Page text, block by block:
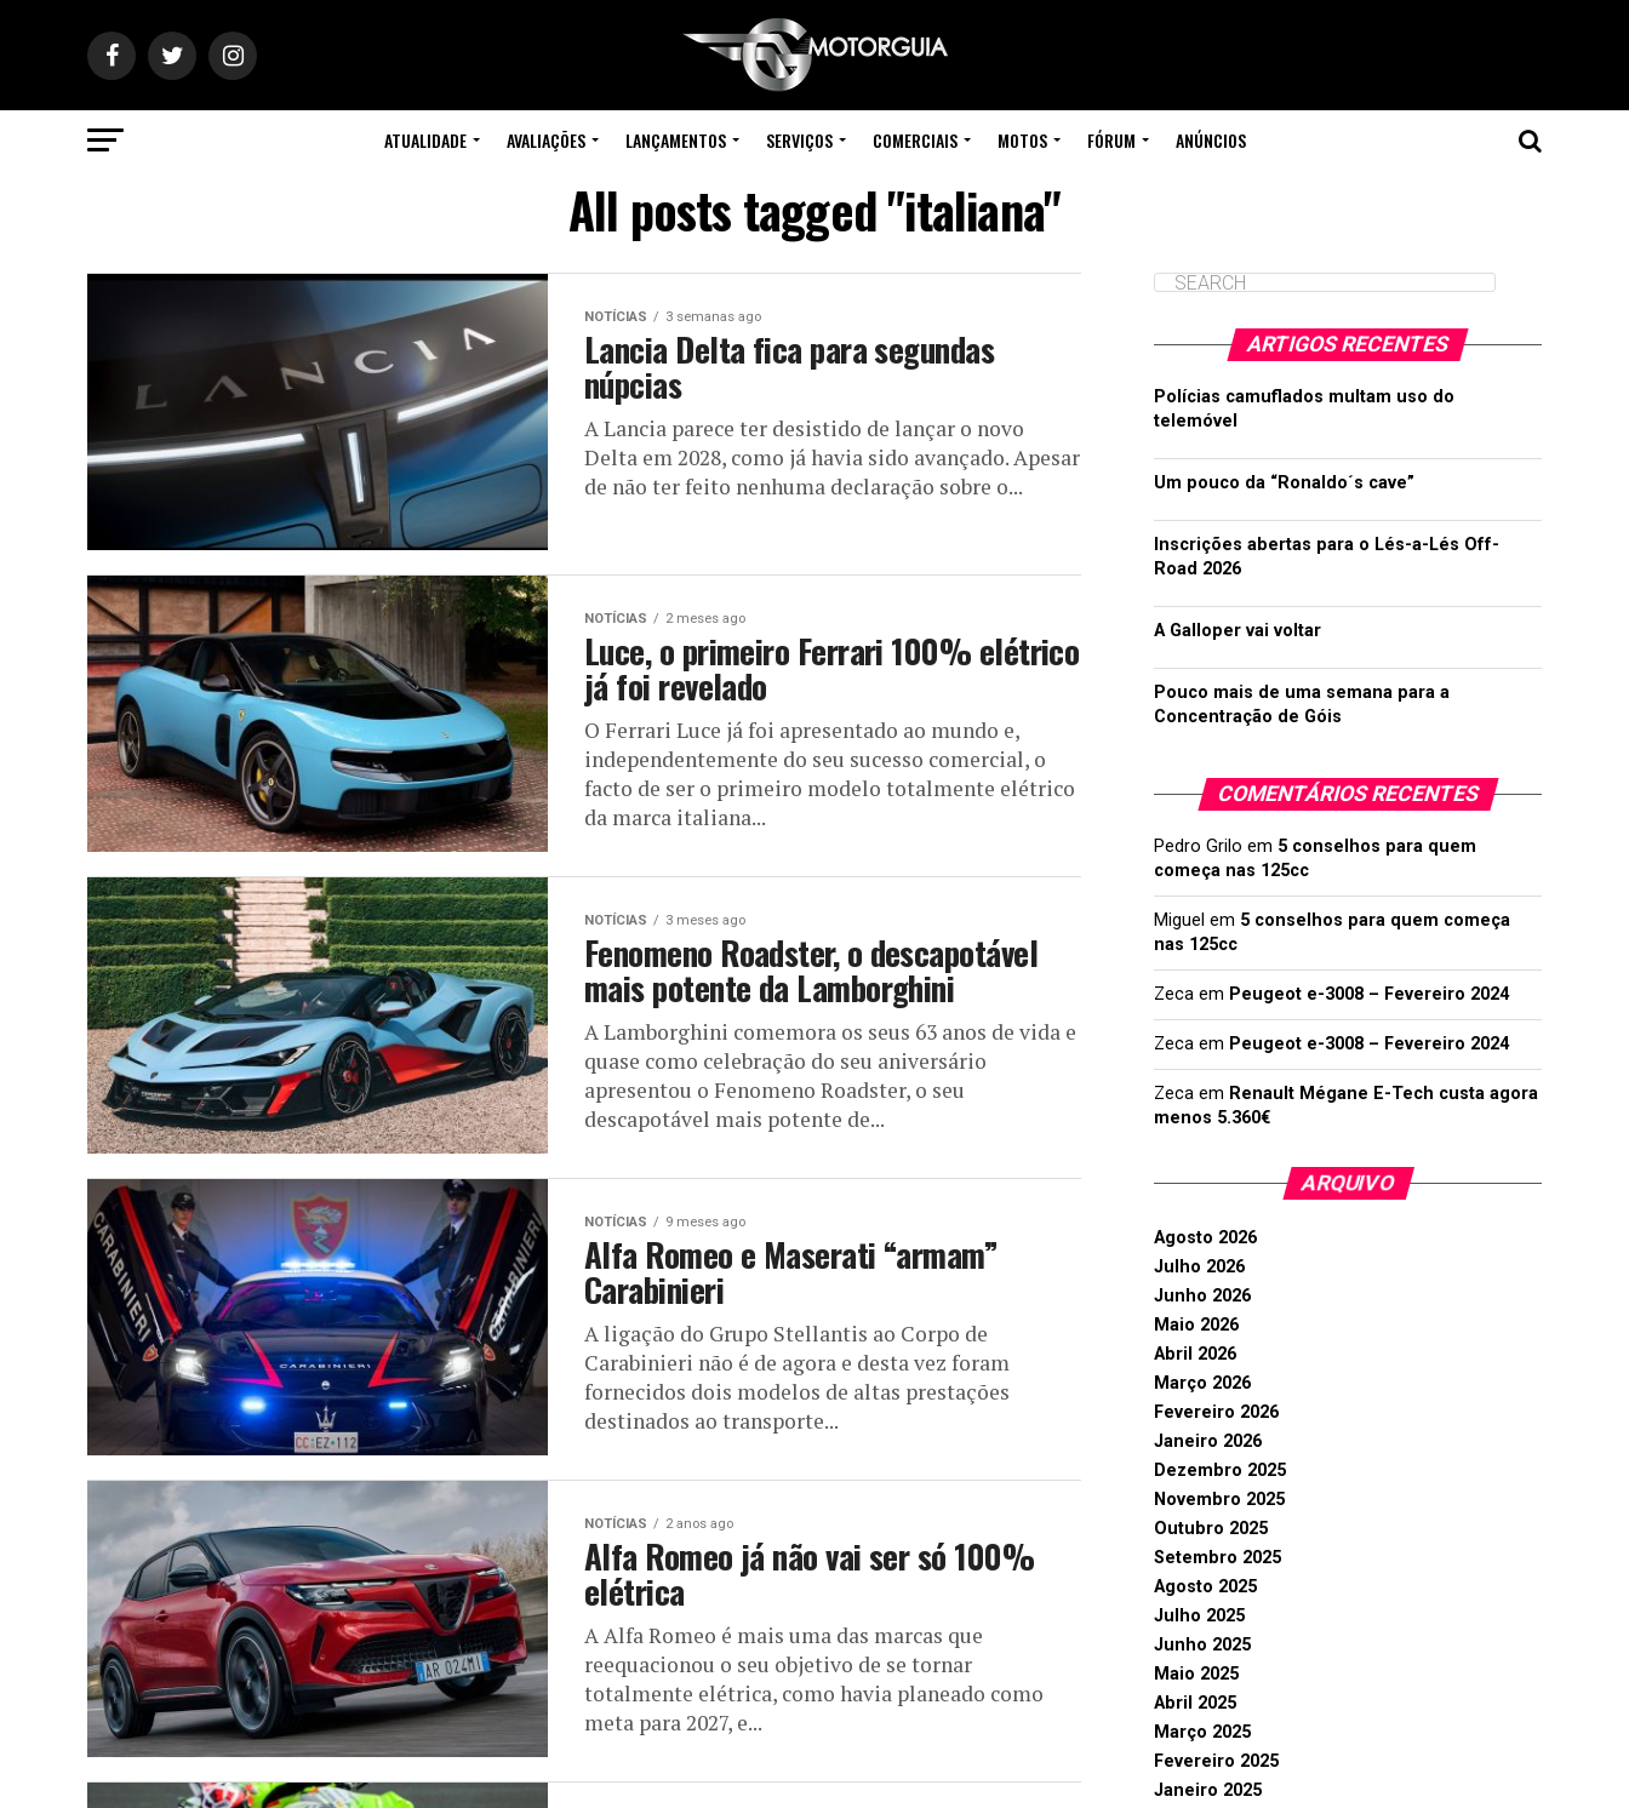
ATUALIDADE AVALIAÇÕES LANÇAMENTOS SERVIÇOS COMERCIAIS MOTOS FÓRUM ANÚNCIOS
All posts tagged "italiana"
NOTÍCIAS 3 semanas ago
Lancia Delta fica para segundas
núpcias
A Lancia parece ter desistido de lançar o novo
Delta em 2028, como já havia sido avançado. Apesar
de não ter feito nenhuma declaração sobre o...
NOTÍCIAS 2 meses ago
Luce, o primeiro Ferrari 100% elétrico
já foi revelado
O Ferrari Luce já foi apresentado ao mundo e,
independentemente do seu sucesso comercial, o
facto de ser o primeiro modelo totalmente elétrico
da marca italiana...
NOTÍCIAS 3 meses ago
Fenomeno Roadster, o descapotável
mais potente da Lamborghini
A Lamborghini comemora os seus 63 anos de vida e
quase como celebração do seu aniversário
apresentou o Fenomeno Roadster, o seu
descapotável mais potente de...
NOTÍCIAS 9 meses ago
Alfa Romeo e Maserati “armam”
Carabinieri
A ligação do Grupo Stellantis ao Corpo de
Carabinieri não é de agora e desta vez foram
fornecidos dois modelos de altas prestações
destinados ao transporte...
NOTÍCIAS 2 anos ago
Alfa Romeo já não vai ser só 100%
elétrica
A Alfa Romeo é mais uma das marcas que
reequacionou o seu objetivo de se tornar
totalmente elétrica, como havia planeado como
meta para 2027, e...
ARTIGOS RECENTES
Polícias camuflados multam uso do
telemóvel
Um pouco da “Ronaldo´s cave”
Inscrições abertas para o Lés-a-Lés Off-
Road 2026
A Galloper vai voltar
Pouco mais de uma semana para a
Concentração de Góis
COMENTÁRIOS RECENTES
Pedro Grilo em 5 conselhos para quem
começa nas 125cc
Miguel em 5 conselhos para quem começa
nas 125cc
Zeca em Peugeot e-3008 – Fevereiro 2024
Zeca em Peugeot e-3008 – Fevereiro 2024
Zeca em Renault Mégane E-Tech custa agora
menos 5.360€
ARQUIVO
Agosto 2026
Julho 2026
Junho 2026
Maio 2026
Abril 2026
Março 2026
Fevereiro 2026
Janeiro 2026
Dezembro 2025
Novembro 2025
Outubro 2025
Setembro 2025
Agosto 2025
Julho 2025
Junho 2025
Maio 2025
Abril 2025
Março 2025
Fevereiro 2025
Janeiro 2025